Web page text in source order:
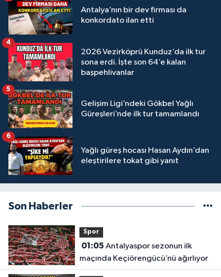
Antalya’nın bir dev firması da
konkordato ilan etti
2026 Vezirköprü Kunduz’da ilk tur
sona erdi. İşte son 64’e kalan
başpehlivanlar
4
Gelişim Ligi’ndeki Gökbel Yağlı
Güreşleri’nde ilk tur tamamlandı
5
Yağlı güreş hocası Hasan Aydın’dan
eleştirilere tokat gibi yanıt
6
Son Haberler
Spor
01:05
maçında Keçiörengücü’nü ağırlıyor